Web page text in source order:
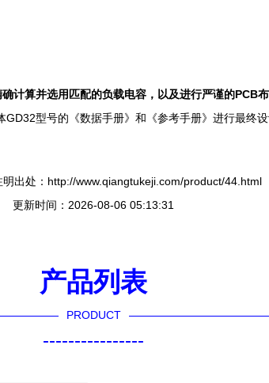
计算并选用匹配的负载电容，以及进行严谨的PCB
型号的《数据手册》和《参考手册》进行最终设
明出处：http://www.qiangtukeji.com/product/44.html
更新时间：2026-08-06 05:13:31
产品列表
PRODUCT
----------------